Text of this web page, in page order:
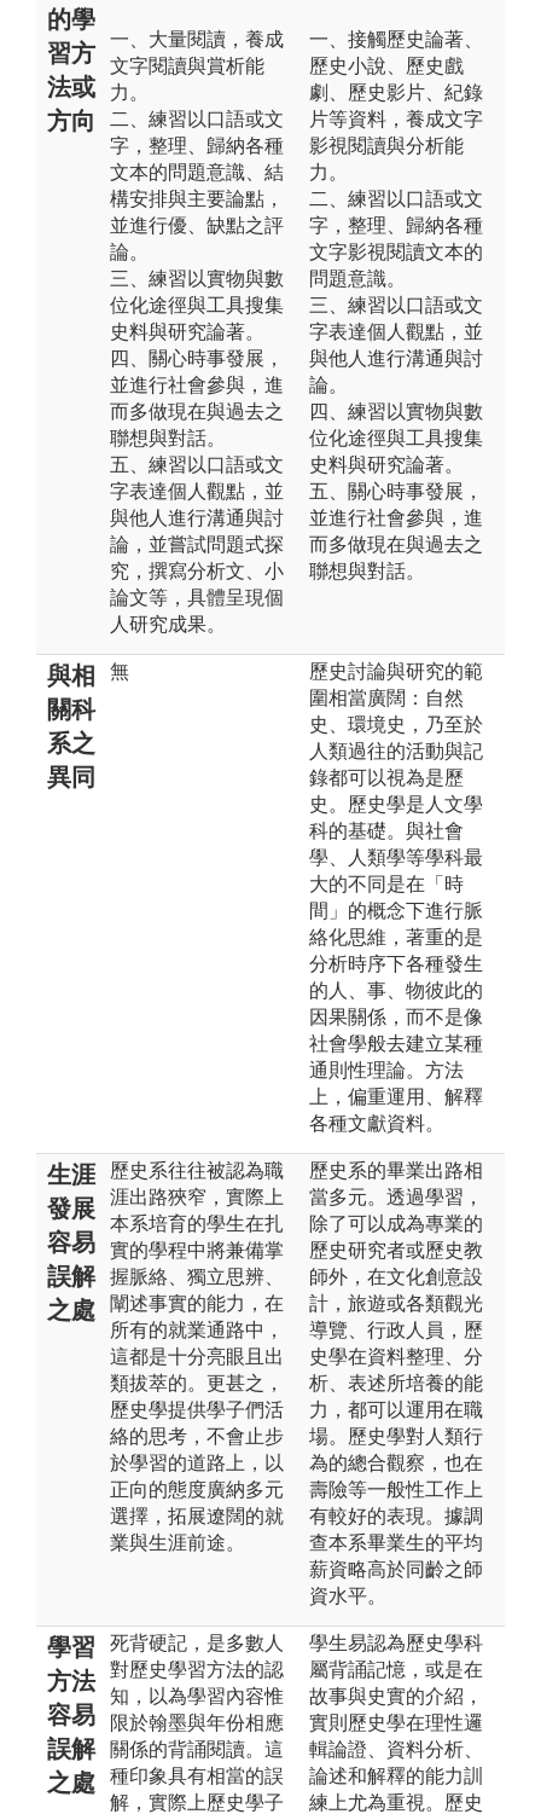
的學
習方
法或
方向
一、大量閱讀，養成
文字閱讀與賞析能
力。
二、練習以口語或文
字，整理、歸納各種
文本的問題意識、結
構安排與主要論點，
並進行優、缺點之評
論。
三、練習以實物與數
位化途徑與工具搜集
史料與研究論著。
四、關心時事發展，
並進行社會參與，進
而多做現在與過去之
聯想與對話。
五、練習以口語或文
字表達個人觀點，並
與他人進行溝通與討
論，並嘗試問題式探
究，撰寫分析文、小
論文等，具體呈現個
人研究成果。
一、接觸歷史論著、
歷史小說、歷史戲
劇、歷史影片、紀錄
片等資料，養成文字
影視閱讀與分析能
力。
二、練習以口語或文
字，整理、歸納各種
文字影視閱讀文本的
問題意識。
三、練習以口語或文
字表達個人觀點，並
與他人進行溝通與討
論。
四、練習以實物與數
位化途徑與工具搜集
史料與研究論著。
五、關心時事發展，
並進行社會參與，進
而多做現在與過去之
聯想與對話。
與相
關科
系之
異同
無
歷史討論與研究的範
圍相當廣闊：自然
史、環境史，乃至於
人類過往的活動與記
錄都可以視為是歷
史。歷史學是人文學
科的基礎。與社會
學、人類學等學科最
大的不同是在「時
間」的概念下進行脈
絡化思維，著重的是
分析時序下各種發生
的人、事、物彼此的
因果關係，而不是像
社會學般去建立某種
通則性理論。方法
上，偏重運用、解釋
各種文獻資料。
生涯
發展
容易
誤解
之處
歷史系往往被認為職
涯出路狹窄，實際上
本系培育的學生在扎
實的學程中將兼備掌
握脈絡、獨立思辨、
闡述事實的能力，在
所有的就業通路中，
這都是十分亮眼且出
類拔萃的。更甚之，
歷史學提供學子們活
絡的思考，不會止步
於學習的道路上，以
正向的態度廣納多元
選擇，拓展遼闊的就
業與生涯前途。
歷史系的畢業出路相
當多元。透過學習，
除了可以成為專業的
歷史研究者或歷史教
師外，在文化創意設
計，旅遊或各類觀光
導覽、行政人員，歷
史學在資料整理、分
析、表述所培養的能
力，都可以運用在職
場。歷史學對人類行
為的總合觀察，也在
壽險等一般性工作上
有較好的表現。據調
查本系畢業生的平均
薪資略高於同齡之師
資水平。
學習
方法
容易
誤解
之處
死背硬記，是多數人
對歷史學習方法的認
知，以為學習內容惟
限於翰墨與年份相應
關係的背誦閱讀。這
種印象具有相當的誤
解，實際上歷史學子
學生易認為歷史學科
屬背誦記憶，或是在
故事與史實的介紹，
實則歷史學在理性邏
輯論證、資料分析、
論述和解釋的能力訓
練上尤為重視。歷史